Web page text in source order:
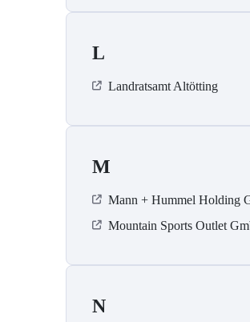
L
Landratsamt Altötting
M
Mann + Hummel Holding
Mountain Sports Outlet
N